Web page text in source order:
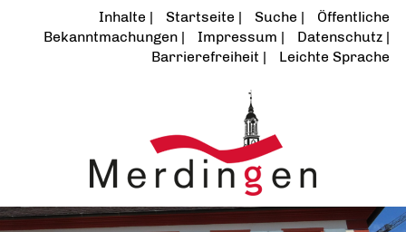
Inhalte Startseite Suche
Öffentliche
Bekanntmachungen
Impressum
Datenschutz
Barrierefreiheit
Leichte Sprache